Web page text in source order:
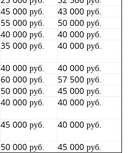
45 000 руб.
43 000 руб.
55 000 руб.
50 000 руб.
40 000 руб.
40 000 руб.
35 000 руб.
40 000 руб.
40 000 руб.
40 000 руб.
60 000 руб.
57 500 руб.
50 000 руб.
45 000 руб.
40 000 руб.
40 000 руб.
45 000 руб.
40 000 руб.
50 000 руб.
45 000 руб.